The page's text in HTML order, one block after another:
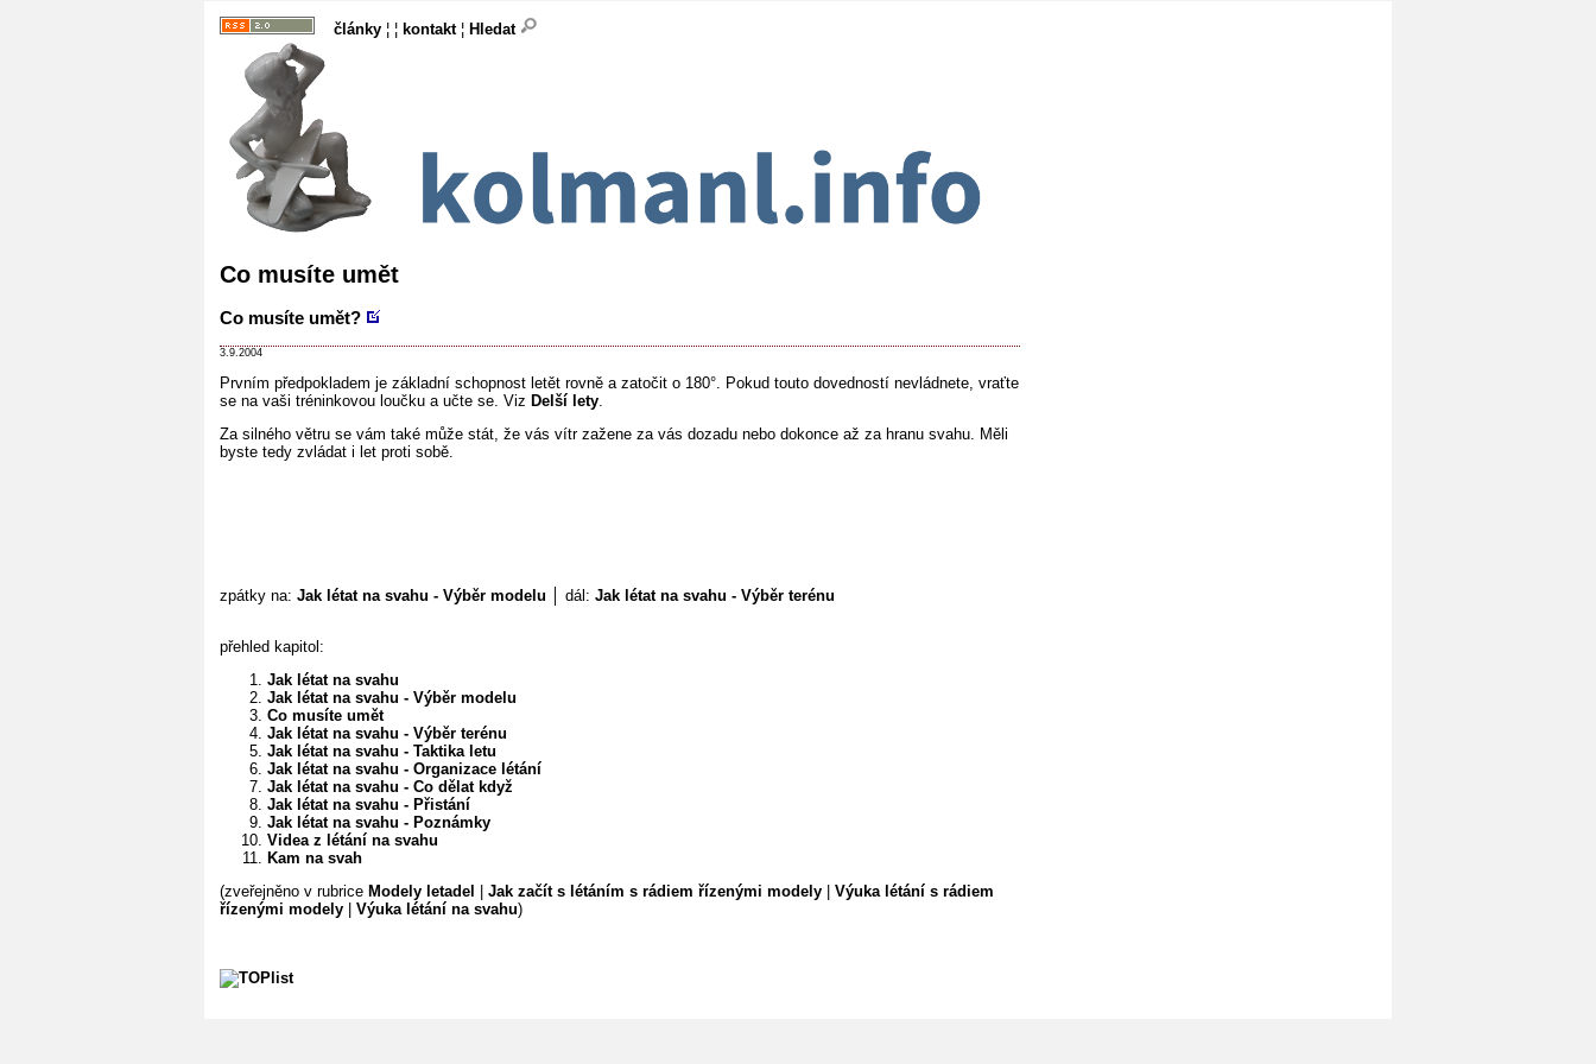
články ¦ ¦ kontakt¦ Hledat
Co musíte umět
Co musíte umět?
3.9.2004
Prvním předpokladem je základní schopnost letět rovně a zatočit o 180°. Pokud touto dovedností nevládnete, vraťte
se na vaši tréninkovou loučku a učte se. Viz Delší lety.
Za silného větru se vám také může stát, že vás vítr zažene za vás dozadu nebo dokonce až za hranu svahu. Měli
byste tedy zvládat i let proti sobě.
zpátky na: Jak létat na svahu - Výběr modelu │ dál: Jak létat na svahu - Výběr terénu
přehled kapitol:
Jak létat na svahu
Jak létat na svahu - Výběr modelu
Co musíte umět
Jak létat na svahu - Výběr terénu
Jak létat na svahu - Taktika letu
Jak létat na svahu - Organizace létání
Jak létat na svahu - Co dělat když
Jak létat na svahu - Přistání
Jak létat na svahu - Poznámky
Videa z létání na svahu
Kam na svah
(zveřejněno v rubrice Modely letadel Jak začít s létáním s rádiem řízenými modely
Výuka létání s rádiem
řízenými modely
Výuka létání na svahu)